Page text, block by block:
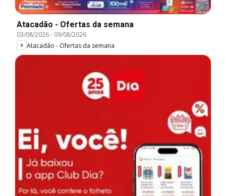
Atacadão - Ofertas da semana
03/08/2026- 09/08/2026
Atacadão - Ofertas da semana